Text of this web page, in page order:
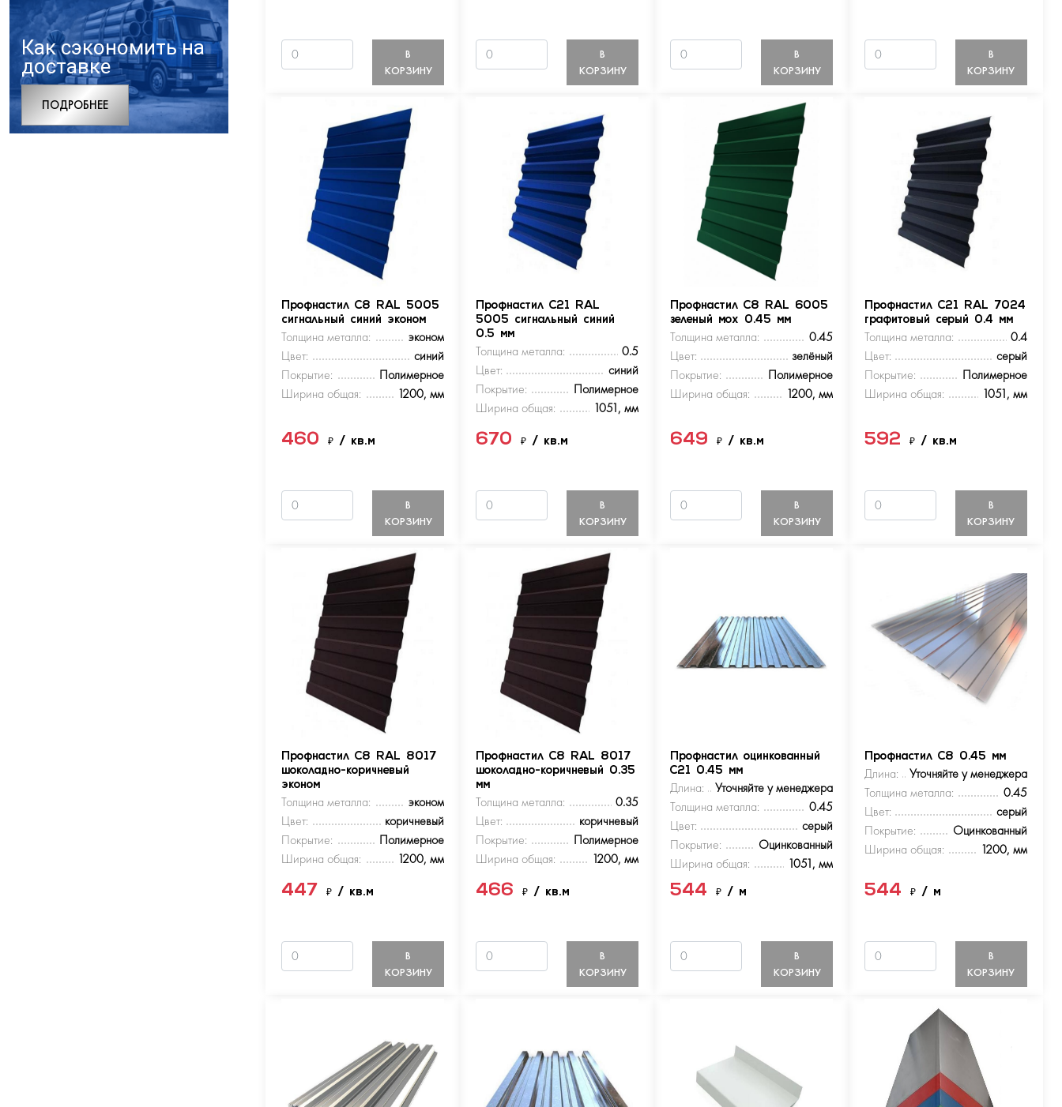
Как сэкономить на
доставке
ПОДРОБНЕЕ
В
КОРЗИНУ
В
КОРЗИНУ
В
КОРЗИНУ
В
КОРЗИНУ
Профнастил С8 RAL 5005
сигнальный синий эконом
Толщина металла:
эконом
Цвет:
синий
Покрытие:
Полимерное
Ширина общая:
1200, мм
460₽/ кв.м
В
КОРЗИНУ
Профнастил С21 RAL
5005 сигнальный синий
0.5 мм
Толщина металла:
0.5
Цвет:
синий
Покрытие:
Полимерное
Ширина общая:
1051, мм
670₽/ кв.м
В
КОРЗИНУ
Профнастил С8 RAL 6005
зеленый мох 0.45 мм
Толщина металла:
0.45
Цвет:
зелёный
Покрытие:
Полимерное
Ширина общая:
1200, мм
649₽/ кв.м
В
КОРЗИНУ
Профнастил С21 RAL 7024
графитовый серый 0.4 мм
Толщина металла:
0.4
Цвет:
серый
Покрытие:
Полимерное
Ширина общая:
1051, мм
592 ₽ / кв.м
В
КОРЗИНУ
Профнастил С8 RAL 8017
шоколадно-коричневый
эконом
Толщина металла:
эконом
Цвет:
коричневый
Покрытие:
Полимерное
Ширина общая:
1200, мм
447₽/ кв.м
В
КОРЗИНУ
Профнастил С8 RAL 8017
шоколадно-коричневый 0.35
мм
Толщина металла:
0.35
Цвет:
коричневый
Покрытие:
Полимерное
Ширина общая:
1200, мм
466₽/ кв.м
В
КОРЗИНУ
Профнастил оцинкованный
С21 0.45 мм
Длина:
Уточняйте у менеджера
Толщина металла:
0.45
Цвет:
серый
Покрытие:
Оцинкованный
Ширина общая:
1051, мм
544₽/ м
В
КОРЗИНУ
Профнастил С8 0.45 мм
Длина:
Уточняйте у менеджера
Толщина металла:
0.45
Цвет:
серый
Покрытие:
Оцинкованный
Ширина общая:
1200, мм
544 ₽ / м
В
КОРЗИНУ